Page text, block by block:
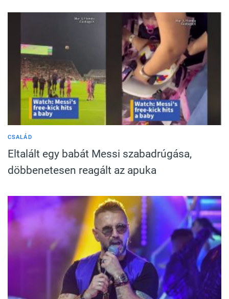
CSALÁD
Eltalált egy babát Messi szabadrúgása,
döbbenetesen reagált az apuka